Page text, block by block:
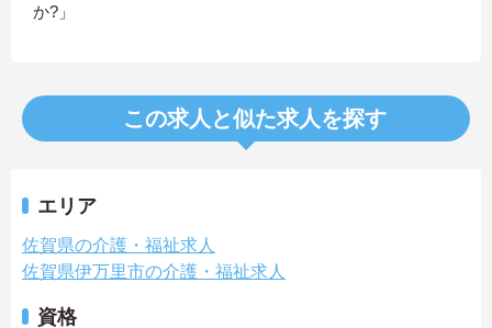
か?」
この求人と似た求人を探す
エリア
佐賀県の介護・福祉求人
佐賀県伊万里市の介護・福祉求人
資格